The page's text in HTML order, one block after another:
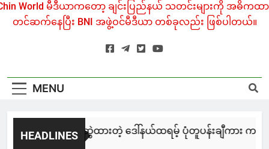
World မီဒီယာကတော့ ချင်းပြည်နယ် သတင်းများကို အဓိကထာ
တင်ဆက်နေပြီး BNI အဖွဲ့ဝင်မီဒီယာ တစ်ခုလည်း ဖြစ်ပါတယ်။
MENU
HEADLINES
မြင်းချေးနဲ့ ရေးဆွဲထားတဲ့ ဒေါ်နယ်ထရမ့် ပုံတူပန်းချီကား ကနေဒ